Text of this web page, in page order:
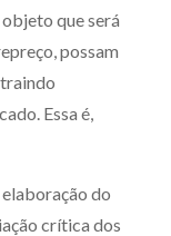
que será
possam
Essa é,
elaboração do
crítica dos